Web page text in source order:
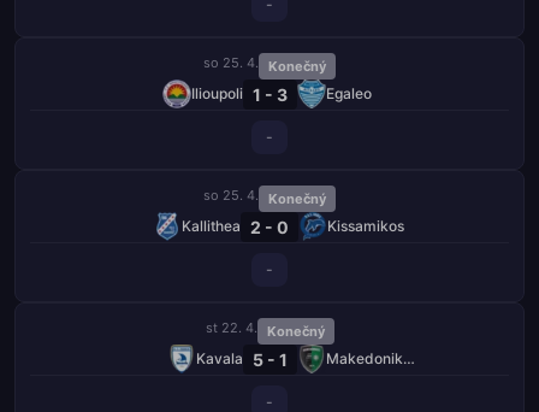
-
so 25. 4. Konečný
Ilioupoli 1 - 3 Egaleo
-
so 25. 4. Konečný
Kallithea 2 - 0 Kissamikos
-
st 22. 4. Konečný
Kavala 5 - 1 Makedonikos Neapolis
-